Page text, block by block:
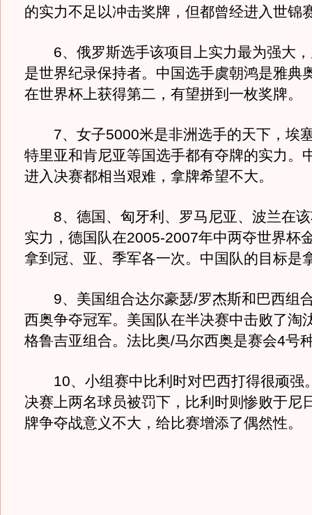
的实力不足以冲击奖牌，但都曾经进入世锦
6、俄罗斯选手该项目上实力最为强大，
是世界纪录保持者。中国选手虞朝鸿是雅典
在世界杯上获得第二，有望拼到一枚奖牌。
7、女子5000米是非洲选手的天下，埃
特里亚和肯尼亚等国选手都有夺牌的实力。
进入决赛都相当艰难，拿牌希望不大。
8、德国、匈牙利、罗马尼亚、波兰在该
实力，德国队在2005-2007年中两夺世界杯
拿到冠、亚、季军各一次。中国队的目标是
9、美国组合达尔豪瑟/罗杰斯和巴西组
西奥争夺冠军。美国队在半决赛中击败了淘
格鲁吉亚组合。法比奥/马尔西奥是赛会4号
10、小组赛中比利时对巴西打得很顽强
决赛上两名球员被罚下，比利时则惨败于尼
牌争夺战意义不大，给比赛增添了偶然性。